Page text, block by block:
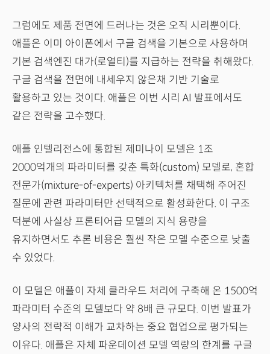
그럼에도 제품 전면에 드러나는 것은 오직 시리뿐이다.
애플은 이미 아이폰에서 구글 검색을 기본으로 사용하며
기본 검색엔진 대가(로열티)를 지급하는 전략을 취해왔다.
구글 검색을 전면에 내세우지 않은채 기반 기술로
활용하고 있는 것이다. 애플은 이번 시리 AI 발표에서도
같은 전략을 고수했다.
애플 인텔리전스에 통합된 제미나이 모델은 1조
2000억개의 파라미터를 갖춘 특화(custom) 모델로, 혼합
전문가(mixture-of-experts) 아키텍처를 채택해 주어진
질문에 관련 파라미터만 선택적으로 활성화한다. 이 구조
덕분에 사실상 프론티어급 모델의 지식 용량을
유지하면서도 추론 비용은 훨씬 작은 모델 수준으로 낮출
수 있었다.
이 모델은 애플이 자체 클라우드 처리에 구축해 온 1500억
파라미터 수준의 모델보다 약 8배 큰 규모다. 이번 발표가
양사의 전략적 이해가 교차하는 중요 협업으로 평가되는
이유다. 애플은 자체 파운데이션 모델 역량의 한계를 구글